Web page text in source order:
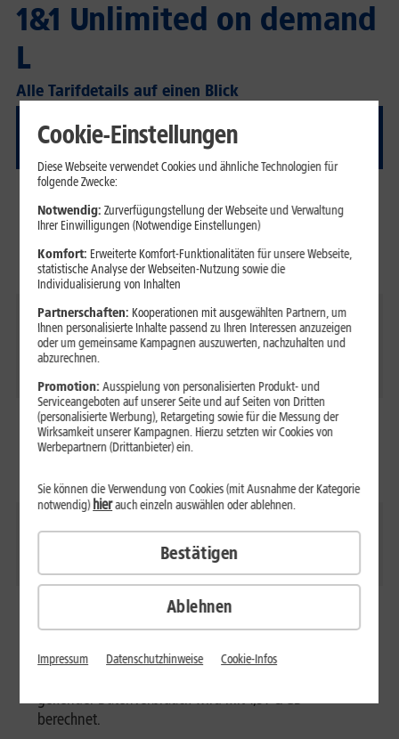
1&1 Unlimited on demand
L
Alle Tarifdetails auf einen Blick
Tarifdetails
Telefonie-Flat
ins deutsche Festnetz & in alle deutschen
Unlimitierte Telefonie (0ct/Min.)
Internet-Flat
150 GB, danach gratis Nachbuchung von Highspeed
Pakten mit 1 GB
Max. Surfgeschwindigkeit (bis zu)
Download: 300 Mbit/s
SMS-Flat
Unlimitierte SMS (0ct/SMS)
Verträgen ohne Vertragslaufzeit) zu pro Monat in der
gehender Datenverbrauch wird mit 1,31 €/GB
berechnet.
Cookie-Einstellungen
Diese Webseite verwendet Cookies und ähnliche Technologien für
folgende Zwecke:
Notwendig: Zurverfügungstellung der Webseite und Verwaltung
Ihrer Einwilligungen (Notwendige Einstellungen)
Komfort: Erweiterte Komfort-Funktionalitäten für unsere Webseite,
statistische Analyse der Webseiten-Nutzung sowie die
Individualisierung von Inhalten
Partnerschaften: Kooperationen mit ausgewählten Partnern, um
Ihnen personalisierte Inhalte passend zu Ihren Interessen anzuzeigen
oder um gemeinsame Kampagnen auszuwerten, nachzuhalten und
abzurechnen.
Promotion:Ausspielung von personalisierten Produkt- und
Serviceangeboten auf unserer Seite und auf Seiten von Dritten
(personalisierte Werbung), Retargeting sowie für die Messung der
Wirksamkeit unserer Kampagnen. Hierzu setzten wir Cookies von
Werbepartnern (Drittanbieter) ein.
Ablehnen
Sie können die Verwendung von Cookies (mit Ausnahme der Kategorie
notwendig) hierauch einzeln auswählen oder ablehnen.
Bestätigen
Impressum Datenschutzhinweise Cookie-Infos